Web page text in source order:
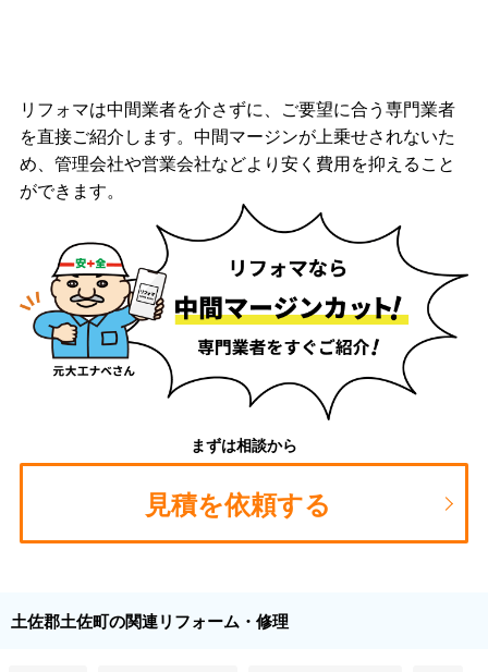
リフォマは中間業者を介さずに、ご要望に合う専門業者
を直接ご紹介します。中間マージンが上乗せされないた
め、管理会社や営業会社などより安く費用を抑えること
ができます。
まずは相談から
見積を依頼する
土佐郡土佐町の関連リフォーム・修理